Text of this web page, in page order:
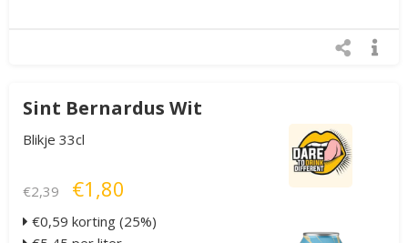
Sint Bernardus Wit
Blikje 33cl
€2,39 €1,80
€0,59 korting (25%)